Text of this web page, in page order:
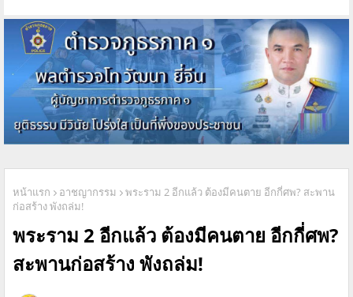
หน้าแรก อาชญากรรม
พระราม 2 อีกแล้ว ต้องมีคนตาย อีกกี่ศพ? สะพาน
ก่อสร้าง พังถล่ม!
พระราม 2 อีกแล้ว ต้องมีคนตาย อีกกี่ศพ?
สะพานก่อสร้าง พังถล่ม!